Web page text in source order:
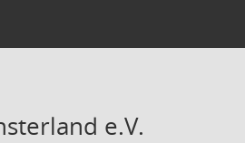
e.V.